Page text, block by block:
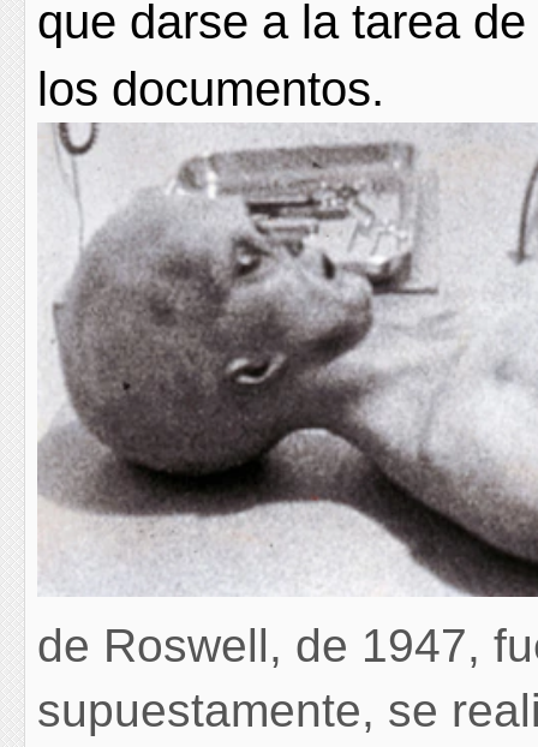
que darse a la tarea
los documentos.
de Roswell, de 1947,
supuestamente, se